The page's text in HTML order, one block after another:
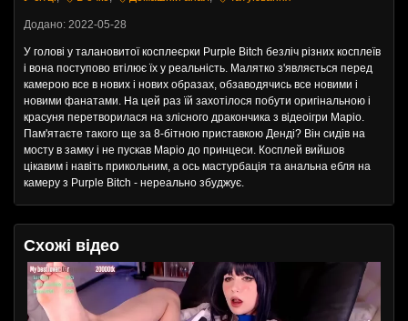
Додано: 2022-05-28
У голові у талановитої косплеєрки Purple Bitch безліч різних косплеїв
і вона поступово втілює їх у реальність. Малятко з'являється перед
камерою все в нових і нових образах, обзаводячись все новими і
новими фанатами. На цей раз їй захотілося побути оригінальною і
красуня перетворилася на злісного дракончика з відеоігри Маріо.
Пам'ятаєте такого ще за 8-бітною приставкою Денді? Він сидів на
мосту в замку і не пускав Маріо до принцеси. Косплей вийшов
цікавим і навіть прикольним, а ось мастурбація та анальна ебля на
камеру з Purple Bitch - нереально збуджує.
Схожі відео